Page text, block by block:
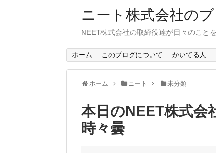
ニート株式会社の
NEET株式会社の取締役達が日々のこと
ホーム このブログについて かいてる人
ホーム ニート 未分類
本日のNEET株式会
時々曇